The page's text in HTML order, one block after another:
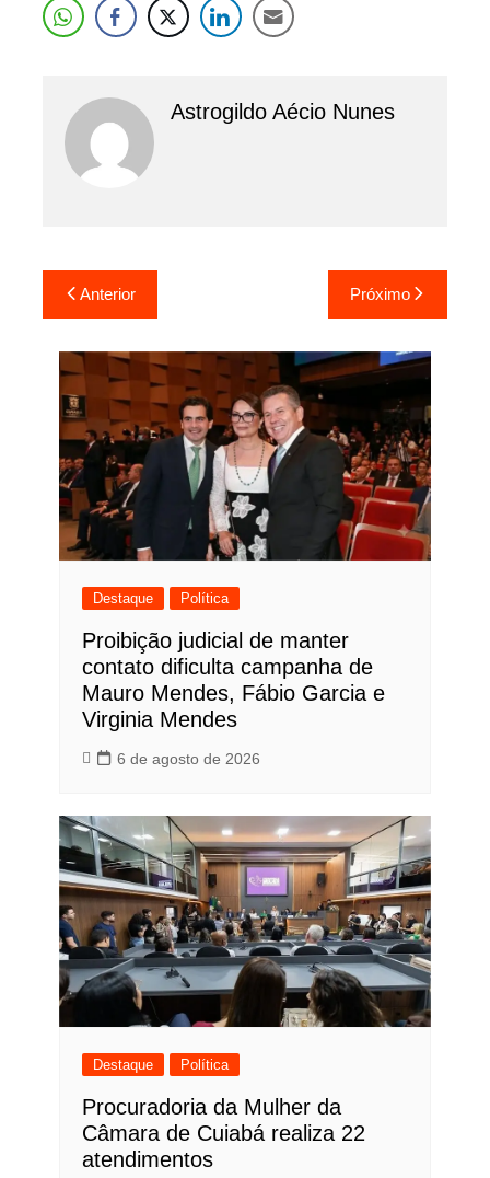
Astrogildo Aécio Nunes
Navegação
de
Post
Anterior Próximo
Destaque Política
Proibição judicial de manter
contato dificulta campanha de
Mauro Mendes, Fábio Garcia e
Virginia Mendes
6 de agosto de 2026
Destaque Política
Procuradoria da Mulher da
Câmara de Cuiabá realiza 22
atendimentos